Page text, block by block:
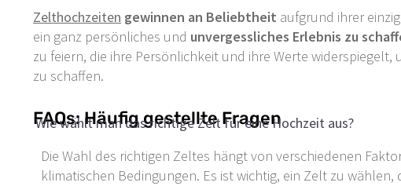
Zelthochzeiten gewinnen an Beliebtheit aufgrund ihrer
ein ganz persönliches und unvergessliches Erlebnis zu
zu feiern, die ihre Persönlichkeit und ihre Werte
zu schaffen.
FAQs: Häufig gestellte Fragen
Wie wählt man das richtige Zelt für eine Hochzeit aus?
Die Wahl des richtigen Zeltes hängt von verschiedenen
klimatischen Bedingungen. Es ist wichtig, ein Zelt zu